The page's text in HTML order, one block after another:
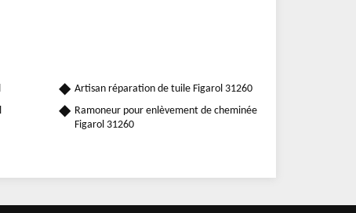
Artisan réparation de tuile Figarol 31260
Ramoneur pour enlèvement de cheminée
Figarol 31260